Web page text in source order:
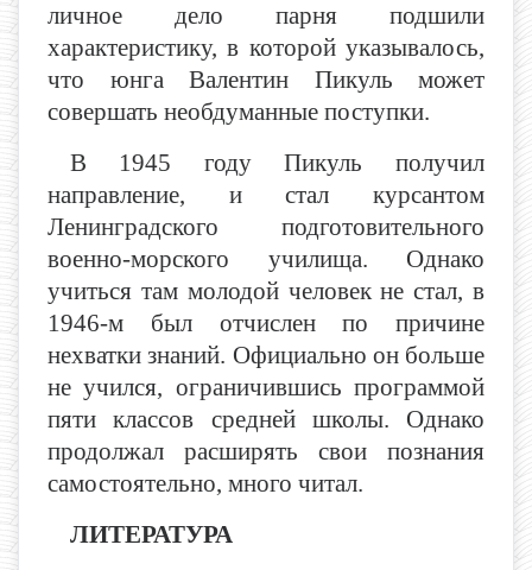
личное дело парня подшили
характеристику, в которой указывалось,
что юнга Валентин Пикуль может
совершать необдуманные поступки.
В 1945 году Пикуль получил
направление, и стал курсантом
Ленинградского подготовительного
военно-морского училища. Однако
учиться там молодой человек не стал, в
1946-м был отчислен по причине
нехватки знаний. Официально он больше
не учился, ограничившись программой
пяти классов средней школы. Однако
продолжал расширять свои познания
самостоятельно, много читал.
ЛИТЕРАТУРА